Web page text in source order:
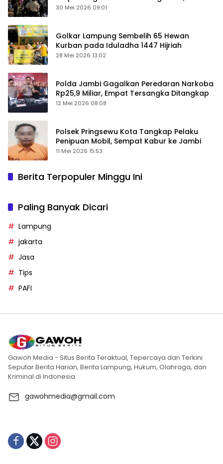
Keamanan Ditingkatkan
30 Mei 2026 09:01
Golkar Lampung Sembelih 65 Hewan
Kurban pada Iduladha 1447 Hijriah
28 Mei 2026 13:02
Polda Jambi Gagalkan Peredaran Narkoba
Rp25,9 Miliar, Empat Tersangka Ditangkap
12 Mei 2026 08:08
Polsek Pringsewu Kota Tangkap Pelaku
Penipuan Mobil, Sempat Kabur ke Jambi
11 Mei 2026 15:53
Berita Terpopuler Minggu Ini
Paling Banyak Dicari
Lampung
jakarta
Jasa
Tips
PAFI
Gawoh Media - Situs Berita Teraktual, Tepercaya dan Terkini
Seputar Berita Harian, Berita Lampung, Hukum, Olahraga, dan
Kriminal di Indonesia
gawohmedia@gmail.com